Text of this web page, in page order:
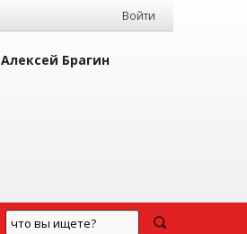
Войти
Алексей Брагин